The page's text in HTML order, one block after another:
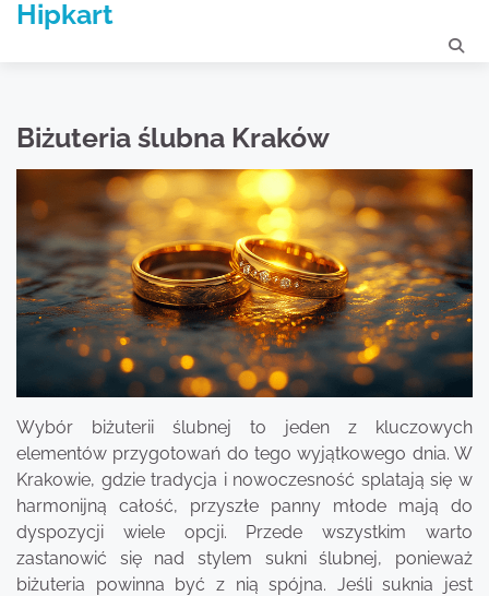
SkipHipkart
Biżuteria ślubna Kraków
Wybór biżuterii ślubnej to jeden z kluczowych
elementów przygotowań do tego wyjątkowego dnia. W
Krakowie, gdzie tradycja i nowoczesność splatają się w
harmonijną całość, przyszłe panny młode mają do
dyspozycji wiele opcji. Przede wszystkim warto
zastanowić się nad stylem sukni ślubnej, ponieważ
biżuteria powinna być z nią spójna. Jeśli suknia jest